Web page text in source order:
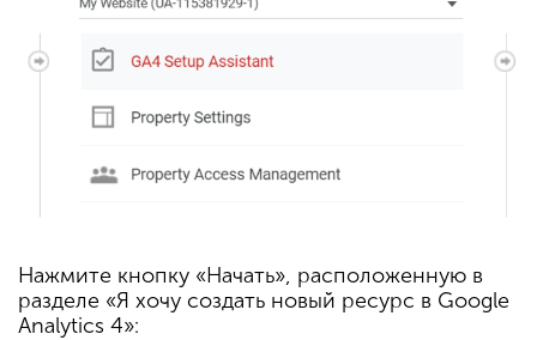
Нажмите кнопку «Начать», расположенную в
разделе «Я хочу создать новый ресурс в Google
Analytics 4»: